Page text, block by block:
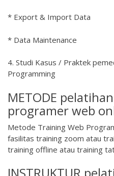
* Export & Import Data
* Data Maintenance
4. Studi Kasus / Praktek
Programming
METODE
programer web
Metode Training Web
fasilitas training zoom atau
training offline atau training